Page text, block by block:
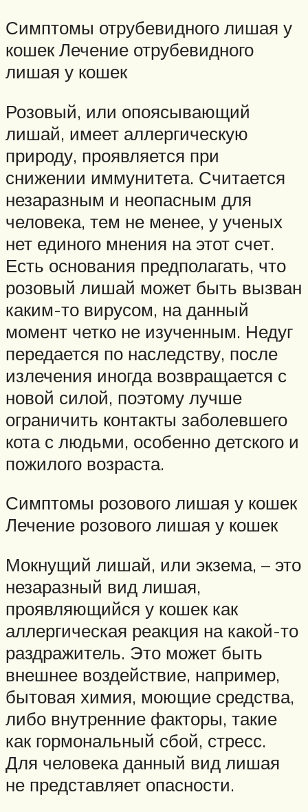
Симптомы отрубевидного лишая у
кошек Лечение отрубевидного
лишая у кошек
Розовый, или опоясывающий
лишай, имеет аллергическую
природу, проявляется при
снижении иммунитета. Считается
незаразным и неопасным для
человека, тем не менее, у ученых
нет единого мнения на этот счет.
Есть основания предполагать, что
розовый лишай может быть вызван
каким-то вирусом, на данный
момент четко не изученным. Недуг
передается по наследству, после
излечения иногда возвращается с
новой силой, поэтому лучше
ограничить контакты заболевшего
кота с людьми, особенно детского и
пожилого возраста.
Симптомы розового лишая у кошек
Лечение розового лишая у кошек
Мокнущий лишай, или экзема, – это
незаразный вид лишая,
проявляющийся у кошек как
аллергическая реакция на какой-то
раздражитель. Это может быть
внешнее воздействие, например,
бытовая химия, моющие средства,
либо внутренние факторы, такие
как гормональный сбой, стресс.
Для человека данный вид лишая
не представляет опасности.